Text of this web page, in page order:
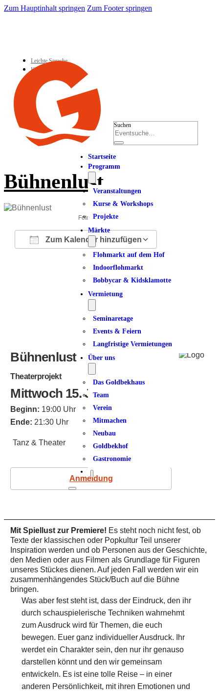
Zum Hauptinhalt springen Zum Footer springen
Leichte Sprache
Kontakt
Suchen
Startseite
Programm
Veranstaltungen
Kurse & Workshops
Projekte
Märkte
Flohmarkt auf dem Hof
Indoorflohmarkt
Bobbycar & Kidsklamotte
Vermietung
Seminaretage
Events & Feiern
Langfristige Vermietungen
Über uns
Das Goldbekhaus
Team
Verein
Mitmachen
Neubau
Goldbekhof
Gastronomie
Bühnenlust
Foto: Kirsten Haarmann
Zum Kalender hinzufügen
Bühnenlust
Theaterprojekt
Mittwoch 15. Januar 2025
Beginn: 19:00 Uhr
Ende: 21:30 Uhr
Tanz & Theater
Anmeldung
Mit Spiellust zur Premiere! Es steht noch nicht fest, ob
Texte der klassischen oder Popkultur Teil unserer
Inspiration werden und ob Personen aus der Geschichte,
den Medien oder aus Filmen als Grundlage für Figuren
unseres Stückes dienen. Auf jeden Fall werden wir ein
zusammenhängendes Stück/Buch auf die Bühne
bringen.
Was aber fest steht ist, dass der Eindruck, den ihr
durch schauspielerische Techniken wahrnehmt
zum Ausdruck wird für Themen, die euch
bewegen. Euer ganz individueller Ausdruck. Ihr
werdet ein Charakter sein, den nur ihr genauso
darstellen könnt und den wir gemeinsam
entwickeln. Es ist eine tolle Reise – in einer
anderen Persönlichkeit, mit ihren Emotionen und